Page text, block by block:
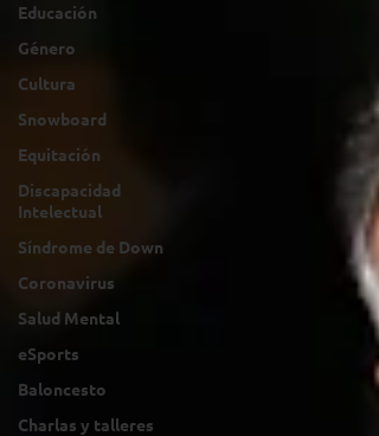
Educación
Género
Cultura
Snowboard
Equitación
Discapacidad
Intelectual
Síndrome de Down
Coronavirus
Salud Mental
eSports
Baloncesto
Charlas y talleres